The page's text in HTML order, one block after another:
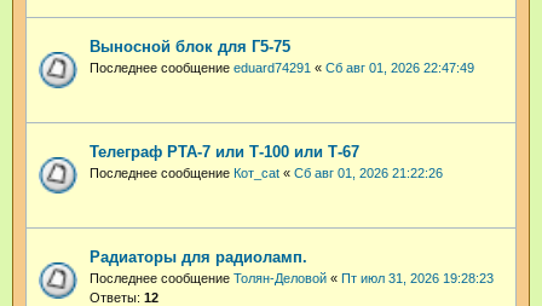
Выносной блок для Г5-75
Последнее сообщение eduard74291 « Сб авг 01, 2026 22:47:49
Телеграф РТА-7 или Т-100 или Т-67
Последнее сообщение Кот_cat « Сб авг 01, 2026 21:22:26
Радиаторы для радиоламп.
Последнее сообщение Толян-Деловой « Пт июл 31, 2026 19:28:23
Ответы: 12